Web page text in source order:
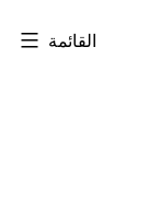
القائمة